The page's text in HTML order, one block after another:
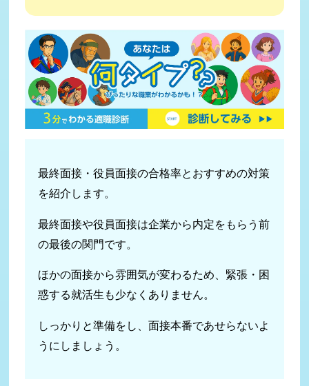
最終面接・役員面接の合格率とおすすめの対策
を紹介します。
最終面接や役員面接は企業から内定をもらう前
の最後の関門です。
ほかの面接から雰囲気が変わるため、緊張・困
惑する就活生も少なくありません。
しっかりと準備をし、面接本番であせらないよ
うにしましょう。